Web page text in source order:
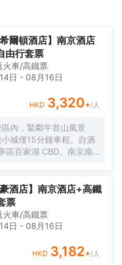
爾頓酒店】南京酒店
由行套票
火車/高鐵票
日 - 08月16日
HKD 3,320+/人
內，緊鄰牛首山風景
城僅15分鐘車程。自酒
區百家湖 CBD、南京南
東方美學的同時融入現
客打造純粹自然的出行
，另有可供冥想的空
、中餐廳、全日制餐
廳，更有全天候健身中
温泳池、兒童泳池及高
時光。1,350平方米無柱
豪酒店】南京酒店+高鐵
票
火車/高鐵票
日 - 08月16日
HKD 3,182+/人